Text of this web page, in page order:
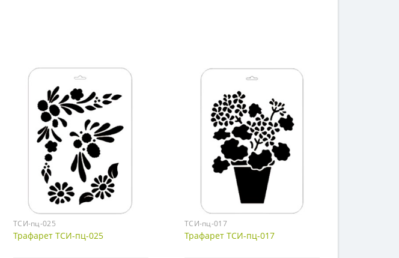
ТСИ-пц-025
Трафарет ТСИ-пц-025
ТСИ-пц-017
Трафарет ТСИ-пц-017